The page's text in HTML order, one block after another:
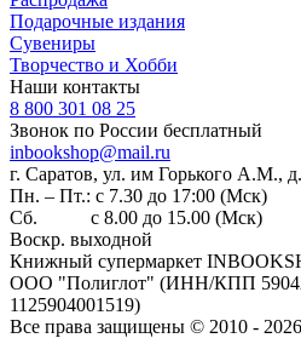
Подарочные издания
Сувениры
Творчество и Хобби
Наши контакты
8 800 301 08 25
Звонок по России бесплатный
inbookshop@mail.ru
г. Саратов, ул. им Горького А.М.,
Пн. – Пт.: с 7.30 до 17:00 (Мск)
Сб. с 8.00 до 15.00 (Мск)
Воскр. выходной
Книжный супермаркет
ООО "Полиглот" (ИНН/КПП
1125904001519)
Все права защищены © 2010 - 2026